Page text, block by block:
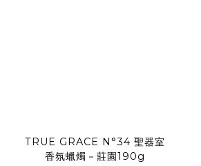
TRUE GRACE N°34 聖器室
香氛蠟燭－莊園190g